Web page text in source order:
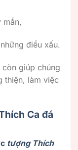
mắn,
điều xấu.
giúp chúng
thiện, làm việc
Ca đá
tượng Thích